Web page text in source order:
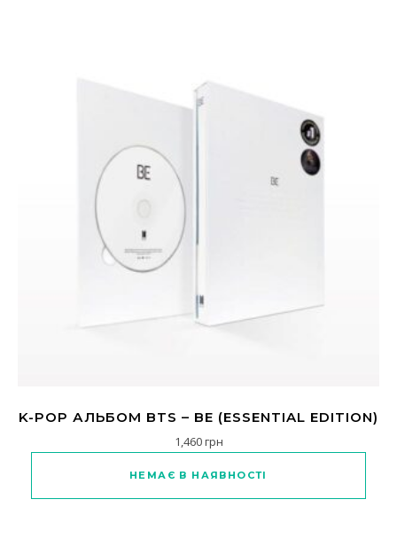
K-POP АЛЬБОМ BTS – BE (ESSENTIAL EDITION)
1,460грн
НЕМАЄ В НАЯВНОСТІ